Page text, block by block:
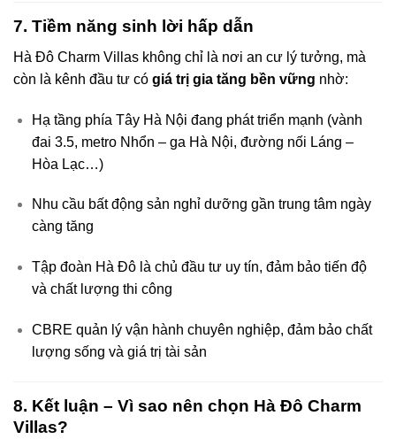
7. Tiềm năng sinh lời hấp dẫn
Hà Đô Charm Villas không chỉ là nơi an cư lý tưởng, mà
còn là kênh đầu tư có giá trị gia tăng bền vững nhờ:
Hạ tầng phía Tây Hà Nội đang phát triển mạnh (vành
đai 3.5, metro Nhổn – ga Hà Nội, đường nối Láng –
Hòa Lạc…)
Nhu cầu bất động sản nghỉ dưỡng gần trung tâm ngày
càng tăng
Tập đoàn Hà Đô là chủ đầu tư uy tín, đảm bảo tiến độ
và chất lượng thi công
CBRE quản lý vận hành chuyên nghiệp, đảm bảo chất
lượng sống và giá trị tài sản
8. Kết luận – Vì sao nên chọn Hà Đô Charm
Villas?